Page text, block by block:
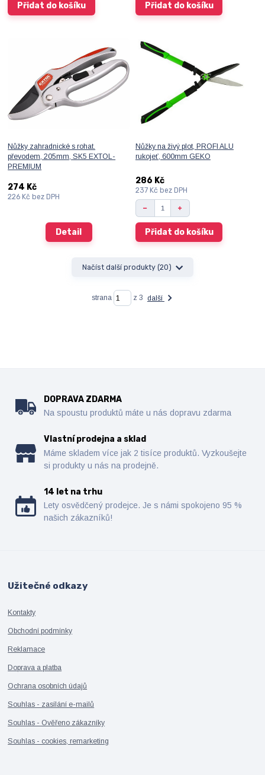
Přidat do košíku Přidat do košíku
Nůžky zahradnické s rohat.
převodem, 205mm, SK5 EXTOL-
PREMIUM
274 Kč
226 Kč bez DPH
Detail
Nůžky na živý plot, PROFI ALU
rukojeť, 600mm GEKO
286 Kč
237 Kč bez DPH
Přidat do košíku
Načíst další produkty (20)
strana z 3 další
DOPRAVA ZDARMA
Na spoustu produktů máte u nás dopravu zdarma
Vlastní prodejna a sklad
Máme skladem více jak 2 tisíce produktů. Vyzkoušejte
si produkty u nás na prodejně.
14 let na trhu
Lety osvědčený prodejce. Je s námi spokojeno 95 %
našich zákazníků!
Užitečné odkazy
Kontakty
Obchodní podmínky
Reklamace
Doprava a platba
Ochrana osobních údajů
Souhlas - zasílání e-mailů
Souhlas - Ověřeno zákazníky
Souhlas - cookies, remarketing